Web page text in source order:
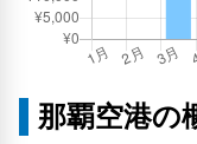
那覇空港の